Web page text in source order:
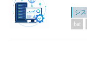
シ
bat